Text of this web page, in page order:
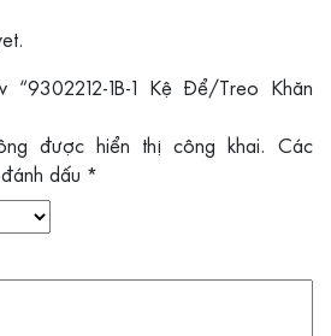
1B-1 Kệ Để/Treo Khăn
được hiển thị công khai. Các
dấu *